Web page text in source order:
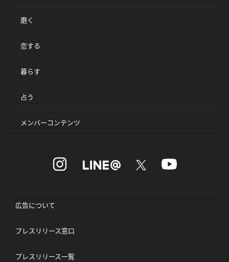
磨く
恋する
暮らす
占う
メンバーコンテンツ
広告について
プレスリリース窓口
プレスリリース一覧